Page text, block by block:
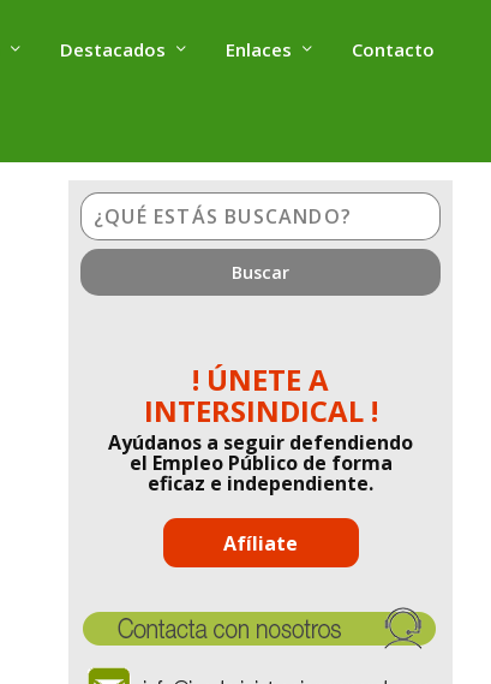
Destacados Enlaces Contacto
¿Qué
estás
buscando?
! ÚNETE A
INTERSINDICAL !
Ayúdanos a seguir defendiendo
el Empleo Público de forma
eficaz e independiente.
Afíliate